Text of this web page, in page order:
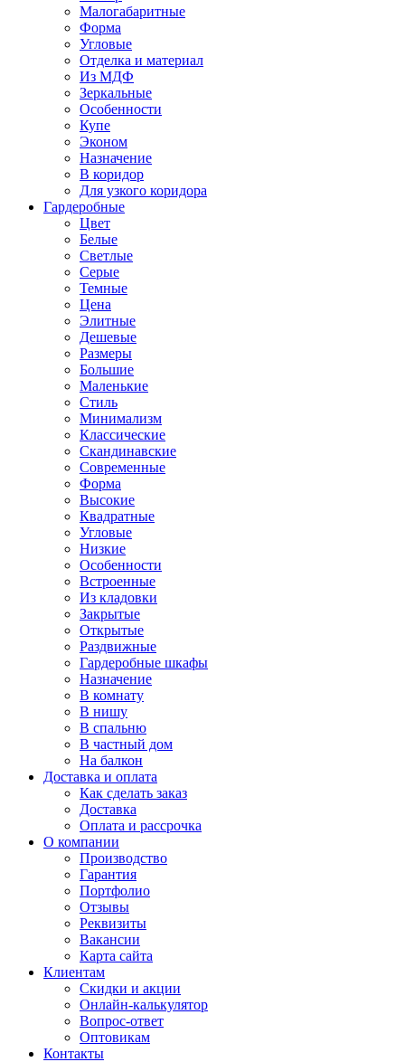
Малогабаритные
Форма
Угловые
Отделка и материал
Из МДФ
Зеркальные
Особенности
Купе
Эконом
Назначение
В коридор
Для узкого коридора
Гардеробные
Цвет
Белые
Светлые
Серые
Темные
Цена
Элитные
Дешевые
Размеры
Большие
Маленькие
Стиль
Минимализм
Классические
Скандинавские
Современные
Форма
Высокие
Квадратные
Угловые
Низкие
Особенности
Встроенные
Из кладовки
Закрытые
Открытые
Раздвижные
Гардеробные шкафы
Назначение
В комнату
В нишу
В спальню
В частный дом
На балкон
Доставка и оплата
Как сделать заказ
Доставка
Оплата и рассрочка
О компании
Производство
Гарантия
Портфолио
Отзывы
Реквизиты
Вакансии
Карта сайта
Клиентам
Скидки и акции
Онлайн-калькулятор
Вопрос-ответ
Оптовикам
Контакты